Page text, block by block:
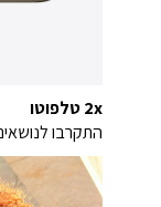
2x טלפוטו
התקרבו